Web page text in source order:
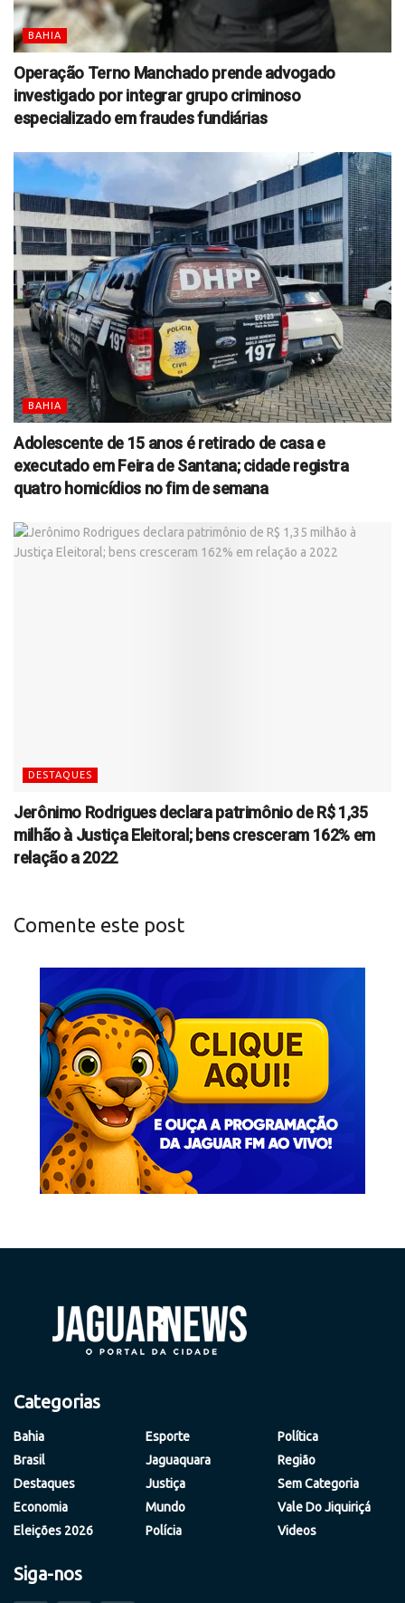
BAHIA
Operação Terno Manchado prende advogado
investigado por integrar grupo criminoso
especializado em fraudes fundiárias
BAHIA
Adolescente de 15 anos é retirado de casa e
executado em Feira de Santana; cidade registra
quatro homicídios no fim de semana
DESTAQUES
Jerônimo Rodrigues declara patrimônio de R$ 1,35
milhão à Justiça Eleitoral; bens cresceram 162% em
relação a 2022
Comente este post
Categorias
Bahia
Brasil
Destaques
Economia
Eleições 2026
Esporte
Jaguaquara
Justiça
Mundo
Polícia
Política
Região
Sem Categoria
Vale Do Jiquiriçá
Videos
Siga-nos